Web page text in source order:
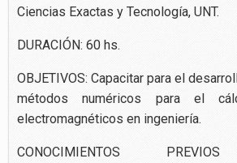
Ciencias Exactas y Tecnología, UNT.
DURACIÓN: 60 hs.
OBJETIVOS: Capacitar para el
métodos numéricos para el
electromagnéticos en ingeniería.
CONOCIMIENTOS PREVIOS